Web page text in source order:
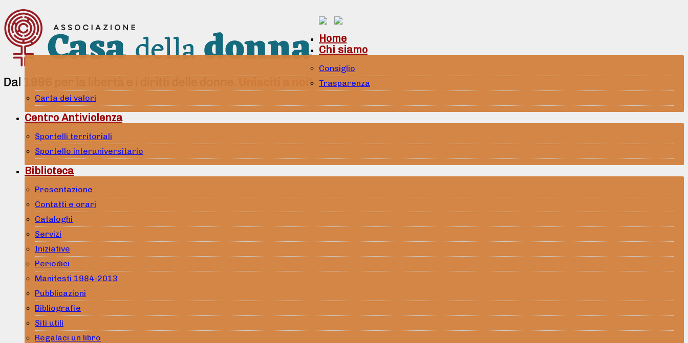
Home
Chi siamo
Consiglio
Trasparenza
Carta dei valori
Centro Antiviolenza
Sportelli territoriali
Sportello interuniversitario
Biblioteca
Presentazione
Contatti e orari
Cataloghi
Servizi
Iniziative
Periodici
Manifesti 1984-2013
Pubblicazioni
Bibliografie
Siti utili
Regalaci un libro